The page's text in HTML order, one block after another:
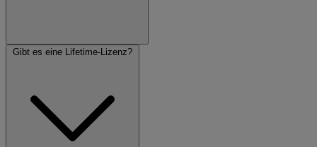
Gibt es eine Lifetime-Lizenz?